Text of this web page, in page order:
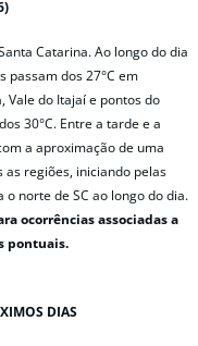
Catarina. Ao longo do dia
passam dos 27°C em
Vale do Itajaí e pontos do
30°C. Entre a tarde e a
a aproximação de uma
regiões, iniciando pelas
o norte de SC ao longo do dia.
ocorrências associadas a
pontuais.
DIAS